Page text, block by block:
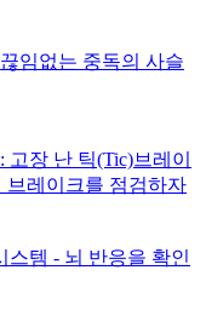
임없는 중독의 사슬
장 난 틱(Tic)브레이
브레이크를 점검하자
스템 - 뇌 반응을 확인